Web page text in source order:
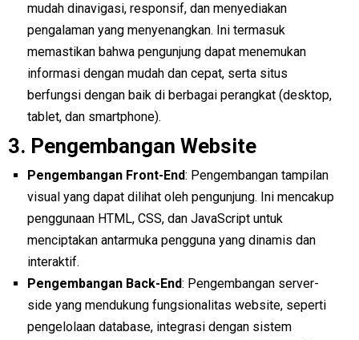
mudah dinavigasi, responsif, dan menyediakan
pengalaman yang menyenangkan. Ini termasuk
memastikan bahwa pengunjung dapat menemukan
informasi dengan mudah dan cepat, serta situs
berfungsi dengan baik di berbagai perangkat (desktop,
tablet, dan smartphone).
3. Pengembangan Website
Pengembangan Front-End: Pengembangan tampilan
visual yang dapat dilihat oleh pengunjung. Ini mencakup
penggunaan HTML, CSS, dan JavaScript untuk
menciptakan antarmuka pengguna yang dinamis dan
interaktif.
Pengembangan Back-End: Pengembangan server-
side yang mendukung fungsionalitas website, seperti
pengelolaan database, integrasi dengan sistem